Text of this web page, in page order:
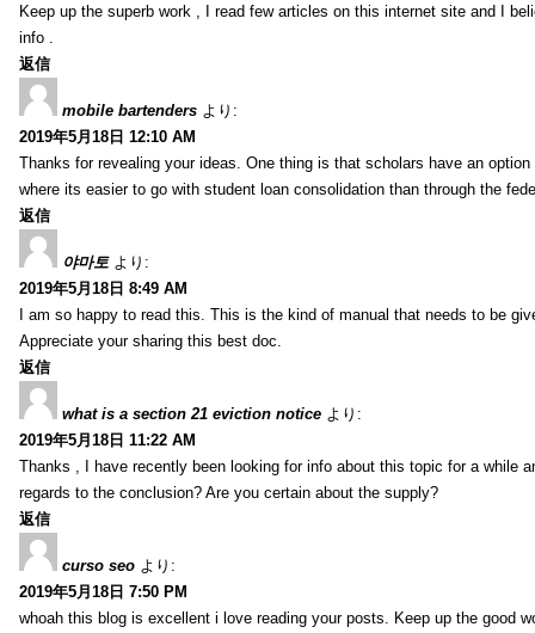
Keep up the superb work , I read few articles on this internet site and I
info .
返信
mobile bartenders より:
2019年5月18日 12:10 AM
Thanks for revealing your ideas. One thing is that scholars have an
where its easier to go with student loan consolidation than through the
返信
야마토 より:
2019年5月18日 8:49 AM
I am so happy to read this. This is the kind of manual that needs to be
Appreciate your sharing this best doc.
返信
what is a section 21 eviction notice より:
2019年5月18日 11:22 AM
Thanks , I have recently been looking for info about this topic for a while
regards to the conclusion? Are you certain about the supply?
返信
curso seo より:
2019年5月18日 7:50 PM
whoah this blog is excellent i love reading your posts. Keep up the good